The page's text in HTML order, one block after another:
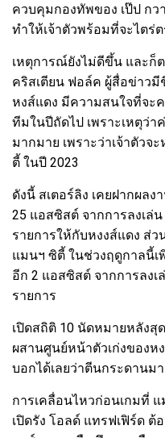
ควบคุมกองทัพของ เป๊ป กว
ทำให้เจ้าตัวพร้อมที่จะไตร่
เหตุการณ์ยังไม่ดีขึ้น และก็
คริสเตียน ฟอล์ค ผู้สื่อข่าวมี
หงส์แดง มีความสนใจที่จะ
ทีมในปีถัดไป เพราะเหตุว่า
มากมาย เพราะว่าเจ้าตัว
ตี้ ในปี 2023
ดังนี้ สเตอร์ลิง เคยฝากผล
25 แอสซิสต์ จากการลงเล่
รายการให้กับหงงส์แดง ส่
แมนฯ ซิตี้ ในช่วงฤดูกาลนี้เ
อีก 2 แอสซิสต์ จากการลง
รายการ
เปิดสถิติ 10 นัดหมายหลังสุ
ผสานศูนย์หน้าตัวเก่งของห
บอกได้เลยว่าตีนกระดานม
การเคลื่อนไหวก่อนเกมที่ แ
เปิดรัง โอลด์ แทรฟเฟิร์ด ต้